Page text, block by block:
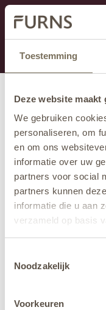
Toestemming
Deze website
We gebruiken
personaliseren, om
en om ons
informatie over uw
partners voor social
partners kunnen
informatie die u aan
verzameld op basis
jehier.
Noodzakelijk
Voorkeuren
This section is
If you are missing
413 745 423 or